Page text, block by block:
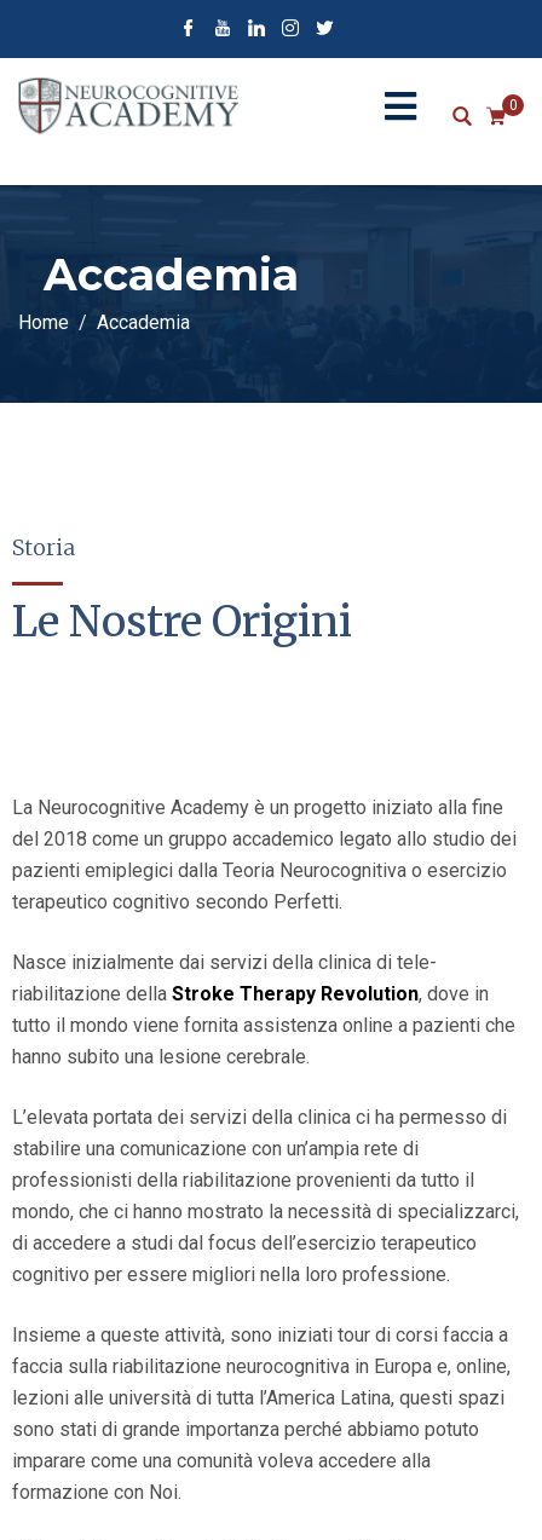
0
Accademia
Home Accademia
Le Nostre Origini
Storia
La Neurocognitive Academy è un progetto iniziato alla fine
del 2018 come un gruppo accademico legato allo studio dei
pazienti emiplegici dalla Teoria Neurocognitiva o esercizio
terapeutico cognitivo secondo Perfetti.
Nasce inizialmente dai servizi della clinica di tele-
riabilitazione della Stroke Therapy Revolution, dove in
tutto il mondo viene fornita assistenza online a pazienti che
hanno subito una lesione cerebrale.
L’elevata portata dei servizi della clinica ci ha permesso di
stabilire una comunicazione con un’ampia rete di
professionisti della riabilitazione provenienti da tutto il
mondo, che ci hanno mostrato la necessità di specializzarci,
di accedere a studi dal focus dell’esercizio terapeutico
cognitivo per essere migliori nella loro professione.
Insieme a queste attività, sono iniziati tour di corsi faccia a
faccia sulla riabilitazione neurocognitiva in Europa e, online,
lezioni alle università di tutta l’America Latina, questi spazi
sono stati di grande importanza perché abbiamo potuto
imparare come una comunità voleva accedere alla
formazione con Noi.